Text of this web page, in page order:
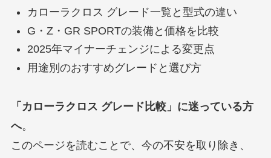
カローラクロス グレード一覧と型式の違い
G・Z・GR SPORTの装備と価格を比較
2025年マイナーチェンジによる変更点
用途別のおすすめグレードと選び方
「カローラクロス グレード比較」に迷っている方
へ。
このページを読むことで、今の不安を取り除き、